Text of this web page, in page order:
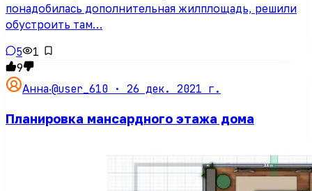
понадобилась дополнительная жилплощадь, решили
обустроить там…
5
1
9
Анна·@user_610 · 26 дек. 2021 г.
Планировка мансардного этажа дома